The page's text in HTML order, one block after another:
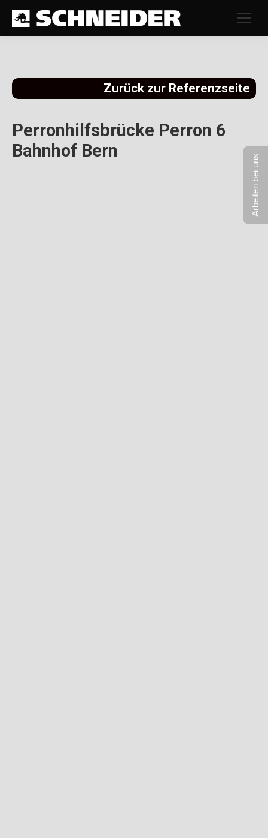
Zurück zur Referenzseite
Perronhilfsbrücke Perron 6
Bahnhof Bern
Arbeiten bei uns